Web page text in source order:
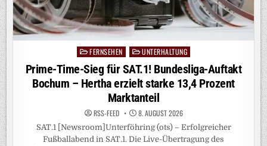
PostedFERNSEHEN UNTERHALTUNG
Prime-Time-Sieg für SAT.1! Bundesliga-Auftakt
Bochum – Hertha erzielt starke 13,4 Prozent
Marktanteil
RSS-FEED 8. AUGUST 2026
SAT.1 [Newsroom]Unterföhring (ots) – Erfolgreicher
Fußballabend in SAT.1. Die Live-Übertragung des